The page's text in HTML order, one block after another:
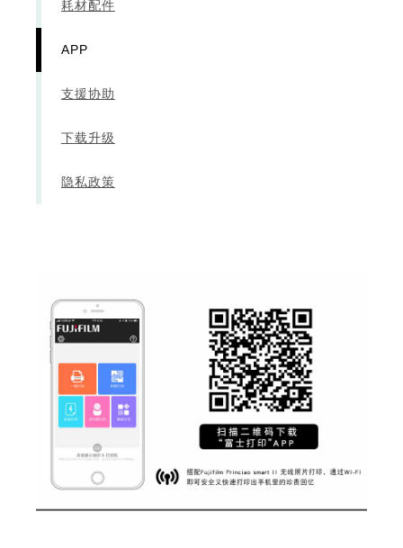
耗材配件
APP
支援协助
下载升级
隐私政策